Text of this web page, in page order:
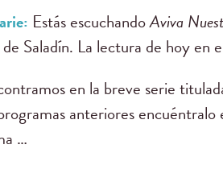
Estás escuchandoAviva
Saladín. La lectura de hoy
en la breve serie
anteriores encuéntralo
…